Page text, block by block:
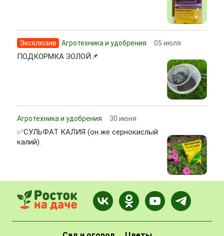
Эксклюзив Агротехника и удобрения 05 июля
ПОДКОРМКА ЗОЛОЙ📌
Агротехника и удобрения 30 июня
✅СУЛЬФАТ КАЛИЯ (он же сернокислый
калий).